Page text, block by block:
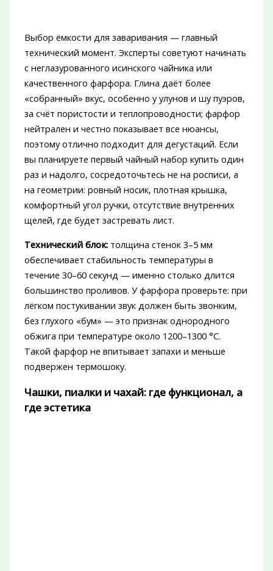
Выбор ёмкости для заваривания — главный
технический момент. Эксперты советуют начинать
с неглазурованного исинского чайника или
качественного фарфора. Глина даёт более
«собранный» вкус, особенно у улунов и шу пуэров,
за счёт пористости и теплопроводности; фарфор
нейтрален и честно показывает все нюансы,
поэтому отлично подходит для дегустаций. Если
вы планируете первый чайный набор купить один
раз и надолго, сосредоточьтесь не на росписи, а
на геометрии: ровный носик, плотная крышка,
комфортный угол ручки, отсутствие внутренних
щелей, где будет застревать лист.
Технический блок:толщина стенок 3–5 мм
обеспечивает стабильность температуры в
течение 30–60 секунд — именно столько длится
большинство проливов. У фарфора проверьте: при
лёгком постукивании звук должен быть звонким,
без глухого «бум» — это признак однородного
обжига при температуре около 1200–1300 °C.
Такой фарфор не впитывает запахи и меньше
подвержен термошоку.
Чашки, пиалки и чахай: где функционал, а
где эстетика